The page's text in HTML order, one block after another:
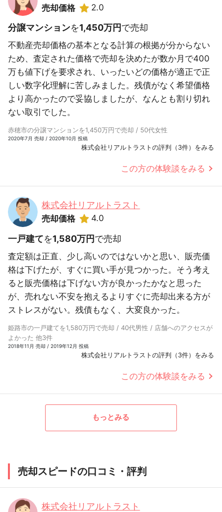
売却価格 2.0
分譲マンションを1,450万円で売却
不動産売却価格の基本となる計算の根拠が分からない
ため、査定された価格で売却を決めたが数か月で400
万も値下げを要求され、いったいどの価格が適正で正
しい数字化理解に苦しみました。残債がなく希望価格
より高かったので妥協しましたが、なんとも割り切れ
ない取引でした。
赤穂市の分譲マンションを1,450万円で売却 / 50代女性
2020年7月 売却 / 2020年10月 投稿
株式会社リアルトラストの評判（3件）をみる
この方の体験談をみる
株式会社リアルトラスト
売却価格 4.0
一戸建てを1,580万円で売却
査定額は正直、少し高いのではないかと思い、販売価
格は下げたが、すぐに買い手が見つかった。そう考え
ると販売価格は下げない方が良かったかなと思った
が、売れない不安を抱えるよりすぐに売却出来る方が
ストレスがない。残債もなく、大変良かった。
姫路市の一戸建てを1,580万円で売却 / 40代男性 / 店舗へのアクセスが
よかった 他3件
2018年11月 売却 / 2019年12月 投稿
株式会社リアルトラストの評判（3件）をみる
この方の体験談をみる
もっとみる
売却スピードの口コミ・評判
株式会社リアルトラスト